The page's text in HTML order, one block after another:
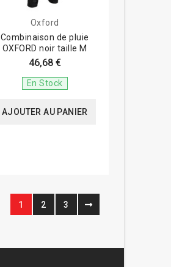
Oxford
Combinaison de pluie
OXFORD noir taille M
46,68 €
En Stock
AJOUTER AU PANIER
1 2 3